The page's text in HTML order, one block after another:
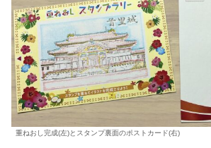
重ねおし完成(左)とスタンプ裏面のポストカード(右)